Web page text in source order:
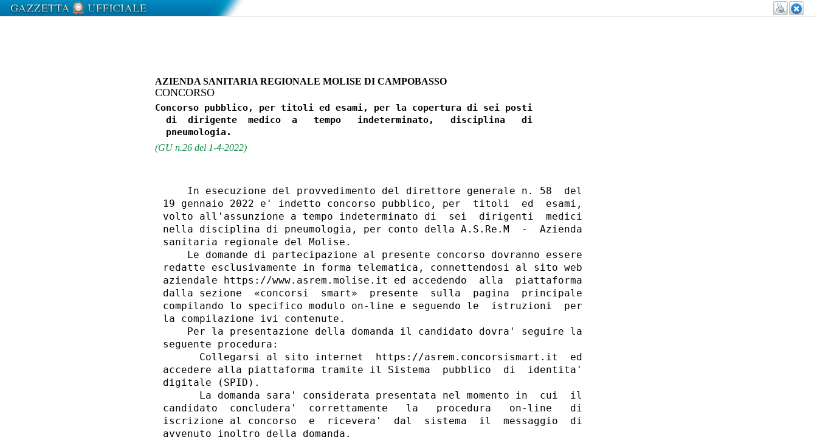
AZIENDA SANITARIA REGIONALE MOLISE DI CAMPOBASSO
CONCORSO
Concorso pubblico, per titoli ed esami, per la copertura di sei posti
  di  dirigente  medico  a   tempo   indeterminato,   disciplina   di
(GU n.26 del 1-4-2022)
    In esecuzione del provvedimento del direttore generale n. 58  del
19 gennaio 2022 e' indetto concorso pubblico, per  titoli  ed  esami,
volto all'assunzione a tempo indeterminato di  sei  dirigenti  medici
nella disciplina di pneumologia, per conto della A.S.Re.M  -  Azienda
sanitaria regionale del Molise.
    Le domande di partecipazione al presente concorso dovranno essere
redatte esclusivamente in forma telematica, connettendosi al sito web
aziendale https://www.asrem.molise.it ed accedendo  alla  piattaforma
dalla sezione  «concorsi  smart»  presente  sulla  pagina  principale
compilando lo specifico modulo on-line e seguendo le  istruzioni  per
la compilazione ivi contenute.
    Per la presentazione della domanda il candidato dovra' seguire la
seguente procedura:
      Collegarsi al sito internet  https://asrem.concorsismart.it  ed
accedere alla piattaforma tramite il Sistema  pubblico  di  identita'
digitale (SPID).
      La domanda sara' considerata presentata nel momento in  cui  il
candidato  concludera'  correttamente   la   procedura   on-line   di
iscrizione al concorso  e  ricevera'  dal  sistema  il  messaggio  di
avvenuto inoltro della domanda.